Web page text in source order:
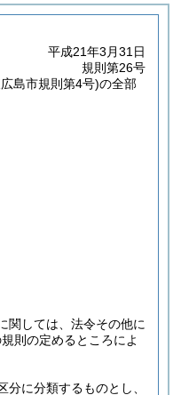
平成21年3月31日
規則第26号
島市規則第4号)の全部
関しては、法令その他に
則の定めるところによ
分に分類するものとし、